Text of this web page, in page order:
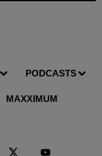
PODCASTS
MAXXIMUM